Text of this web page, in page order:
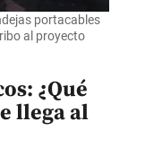
portacables
al proyecto
¿Qué
llega al